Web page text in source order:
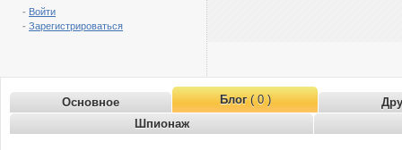
- Войти
- Зарегистрироваться
Основное Блог( 0 )
Шпионаж